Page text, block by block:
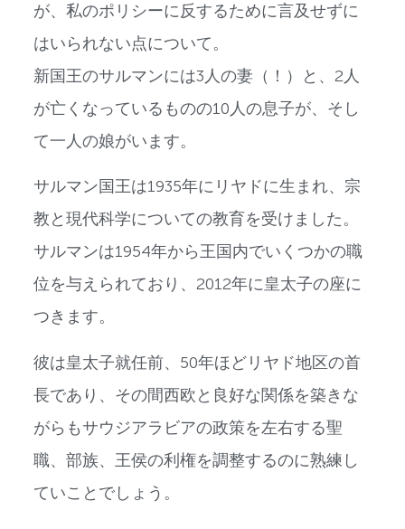
が、私のポリシーに反するために言及せずに
はいられない点について。
新国王のサルマンには3人の妻（！）と、2人
が亡くなっているものの10人の息子が、そし
て一人の娘がいます。
サルマン国王は1935年にリヤドに生まれ、宗
教と現代科学についての教育を受けました。
サルマンは1954年から王国内でいくつかの職
位を与えられており、2012年に皇太子の座に
つきます。
彼は皇太子就任前、50年ほどリヤド地区の首
長であり、その間西欧と良好な関係を築きな
がらもサウジアラビアの政策を左右する聖
職、部族、王侯の利権を調整するのに熟練し
ていことでしょう。